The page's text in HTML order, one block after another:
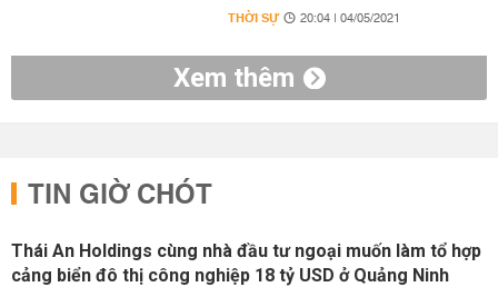
THỜI SỰ 20:04 | 04/05/2021
Xem thêm
TIN GIỜ CHÓT
Thái An Holdings cùng nhà đầu tư ngoại muốn làm tổ hợp
cảng biển đô thị công nghiệp 18 tỷ USD ở Quảng Ninh